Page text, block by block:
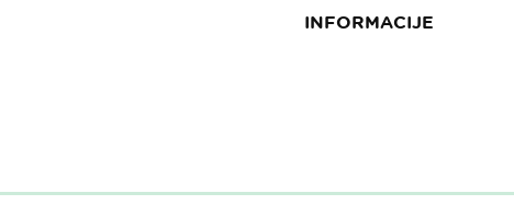
INFORMACIJE